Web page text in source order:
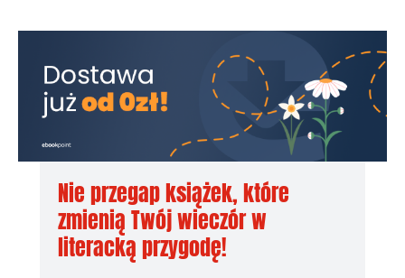
Nie przegap książek, które
zmienią Twój wieczór w
literacką przygodę!